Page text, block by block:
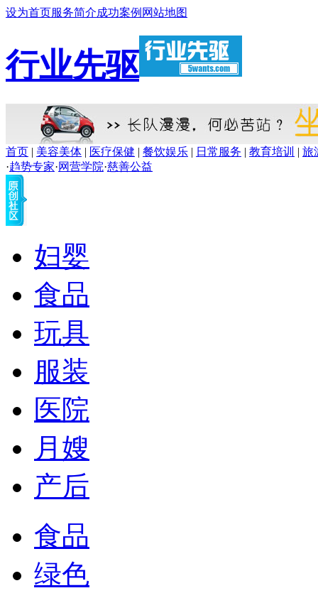
设为首页服务简介成功案例 网站地图
行业先驱
首页 | 美容美体 | 医疗保健 | 餐饮娱乐 | 日常服务 | 教育培训 | 旅
·趋势专家·网营学院·慈善公益
妇婴
食品
玩具
服装
医院
月嫂
产后
食品
绿色